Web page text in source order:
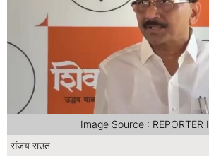
संजय राउत
Image Source : REPORTER